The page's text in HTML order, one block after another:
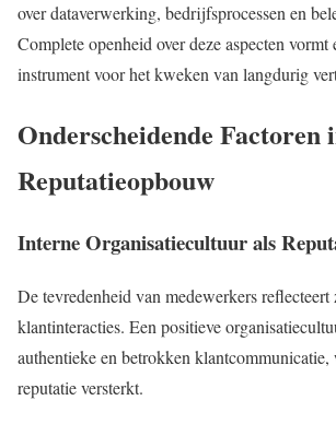
over dataverwerking, bedrijfsprocessen en
Complete openheid over deze aspecten vormt
instrument voor het kweken van langdurig
Onderscheidende Factoren
Reputatieopbouw
Interne Organisatiecultuur als
De tevredenheid van medewerkers
klantinteracties. Een positieve
authentieke en betrokken klantcommunicatie,
reputatie versterkt.